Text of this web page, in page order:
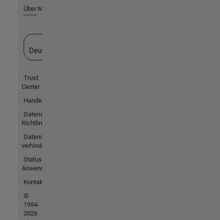
Über MathWorks
Deutschland
Trust
Center
Handelsmarken
Datenschutz-
Richtlinien
Datendiebstahl
verhindern
Status von
Anwendungen
Kontakt
©
1994-
2026